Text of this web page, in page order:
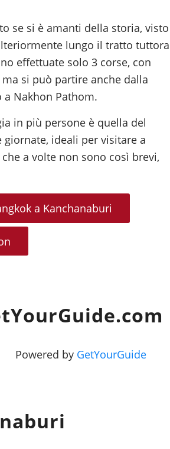
se si è amanti della storia, visto
lungo il tratto tuttora
effettuate solo 3 corse, con
ma si può partire anche dalla
a Nakhon Pathom.
in più persone è quella del
ideali per visitare a
a volte non sono così brevi,
a Kanchanaburi
Powered by GetYourGuide